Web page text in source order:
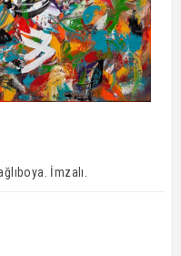
İmzalı.